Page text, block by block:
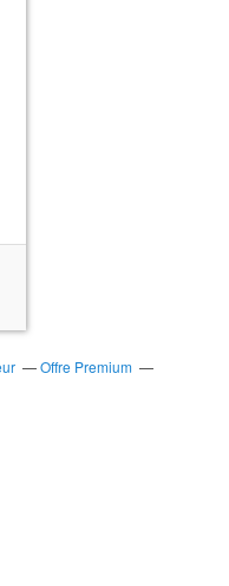
Offre Premium